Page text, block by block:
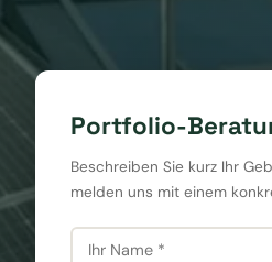
Portfolio-
Beschreiben Sie kurz Ihr
melden uns mit einem